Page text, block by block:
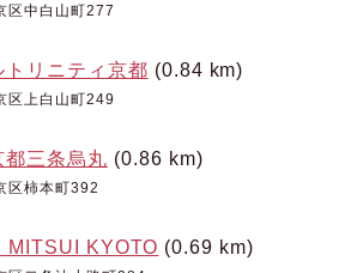
区中白山町277
リニティ京都 (0.84 km)
区上白山町249
三条烏丸 (0.86 km)
区柿本町392
MITSUI KYOTO (0.69 km)